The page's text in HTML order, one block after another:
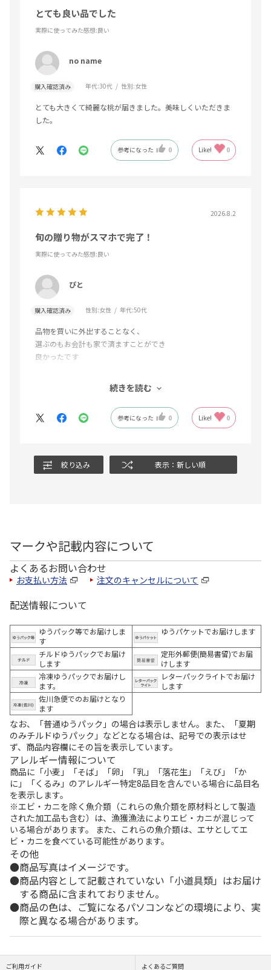
とても良い品でした
実際に使ってみた感想:良い
no name
購入確認済み 年代:30代 性別:女性
とても大きくて綺麗な桃が届きました。美味しくいただきま
した。
参考になった 0 Like! 0
2026.8.2
旬の贈り物がスマホで完了！
実際に使ってみた感想:良い
ぴと
購入確認済み 性別:女性 年代:50代
品物を買いに外出することなく、
選ぶのもお会計も家で済ますことができ
良かったです
産地のものを旬に送っていただき
相手もとても喜んでいました
ありがとうございました
続きを読む
参考になった 0 Like! 0
絞り込み 表示：新しい順
マークや記載内容について
よくあるお問い合わせ
お支払い方法 注文のキャンセルについて
配送情報について
ゆうパック等でお届けしま
す
ゆうパケットでお届けします
チルドゆうパックでお届け
します
定形外郵便(簡易書留)でお届
けします
冷凍ゆうパックでお届けし
ます。
レターパックライトでお届け
します
佐川急便でのお届けとなり
ます
なお、「普通ゆうパック」の場合は表示しません。また、「夏期
のみチルドゆうパック」などとなる場合は、記号での表示はせ
ず、商品内容欄にその旨を表示しています。
アレルギー情報について
商品に「小麦」「そば」「卵」「乳」「落花生」「えび」「か
に」「くるみ」のアレルギー特定8品目を含んでいる場合に品目名
を表示します。
※エビ・カニを除く魚介類（これらの魚介類を原材料として製造
された加工品も含む）は、漁獲漁法によりエビ・カニが混じって
いる場合があります。 また、これらの魚介類は、エサとしてエ
ビ・カニを食べている可能性があります。
その他
商品写真はイメージです。
商品内容として記載されていない「小道具類」はお届け
する商品に含まれておりません。
商品の色は、ご覧になるパソコンなどの環境により、実
際と異なる場合があります。
ご利用ガイド よくあるご質問